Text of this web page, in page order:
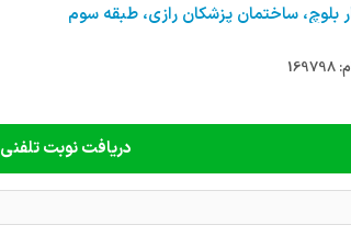
بلوچ، ساختمان پزشکان رازی، طبقه سوم
دریافت نوبت تلفنی